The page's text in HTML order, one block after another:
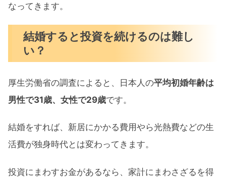
400万円
20代で投資したら60歳まで放置する
1年間の運用実績は
20年後にはいくらになっているの？
さらに60歳まで放置すると
つみたてNISAは2042年までの制度
つみたてNISAとは
つみたてNISAを20代にやっただけのまとめ
なってきます。
結婚すると投資を続けるのは難し
い？
厚生労働省の調査によると、日本人の平均初婚年齢は
男性で31歳、女性で29歳です。
結婚をすれば、新居にかかる費用やら光熱費などの生
活費が独身時代とは変わってきます。
投資にまわすお金があるなら、家計にまわさざるを得